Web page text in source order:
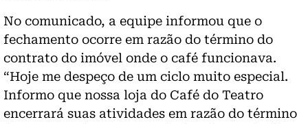
No comunicado, a equipe informou que o
fechamento ocorre em razão do término do
contrato do imóvel onde o café funcionava.
“Hoje me despeço de um ciclo muito especial.
Informo que nossa loja do Café do Teatro
encerrará suas atividades em razão do término